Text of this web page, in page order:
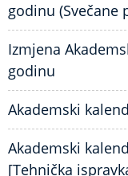
godinu (Svečane
Izmjena
godinu
Akademski
Akademski
[Tehnička